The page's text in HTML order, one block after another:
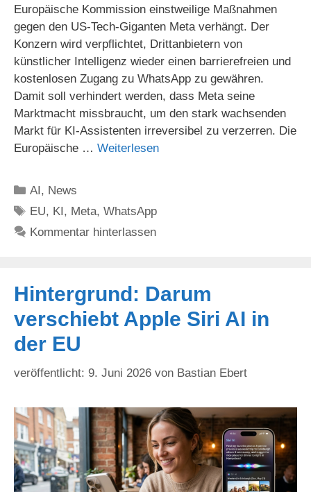
Europäische Kommission einstweilige Maßnahmen
gegen den US-Tech-Giganten Meta verhängt. Der
Konzern wird verpflichtet, Drittanbietern von
künstlicher Intelligenz wieder einen barrierefreien und
kostenlosen Zugang zu WhatsApp zu gewähren.
Damit soll verhindert werden, dass Meta seine
Marktmacht missbraucht, um den stark wachsenden
Markt für KI-Assistenten irreversibel zu verzerren. Die
Europäische … Weiterlesen
Kategorien
AI, News
Schlagwörter
EU, KI, Meta,WhatsApp
Kommentar hinterlassen
Hintergrund: Darum
verschiebt Apple Siri AI in
der EU
9. Juni 2026 von Bastian Ebert